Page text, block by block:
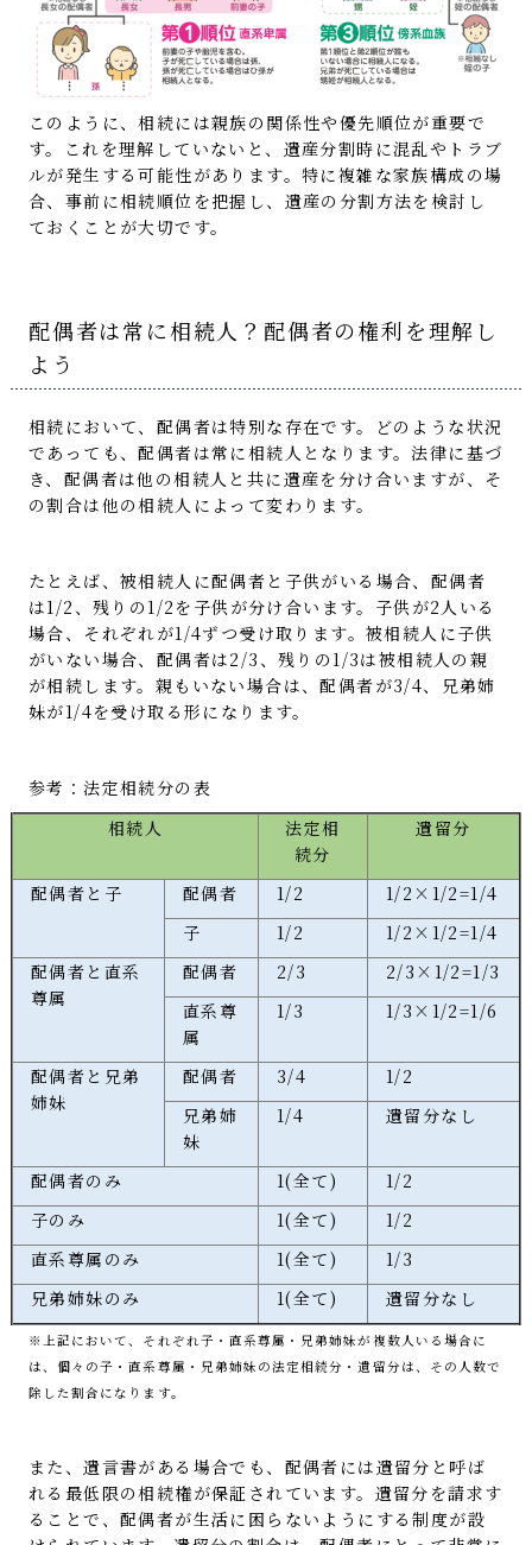
このように、相続には親族の関係性や優先順位が重要で
す。これを理解していないと、遺産分割時に混乱やトラブ
ルが発生する可能性があります。特に複雑な家族構成の場
合、事前に相続順位を把握し、遺産の分割方法を検討し
ておくことが大切です。
配偶者は常に相続人？配偶者の権利を理解し
よう
相続において、配偶者は特別な存在です。どのような状況
であっても、配偶者は常に相続人となります。法律に基づ
き、配偶者は他の相続人と共に遺産を分け合いますが、そ
の割合は他の相続人によって変わります。
たとえば、被相続人に配偶者と子供がいる場合、配偶者
は1/2、残りの1/2を子供が分け合います。子供が2人いる
場合、それぞれが1/4ずつ受け取ります。被相続人に子供
がいない場合、配偶者は2/3、残りの1/3は被相続人の親
が相続します。親もいない場合は、配偶者が3/4、兄弟姉
妹が1/4を受け取る形になります。
参考：法定相続分の表
相続人
法定相
続分
遺留分
配偶者と子 配偶者 1/2
1/2×1/2=1/4
子
1/2
1/2×1/2=1/4
配偶者と直系
尊属
配偶者 2/3
2/3×1/2=1/3
直系尊
属
1/3 1/3×1/2=1/6
配偶者と兄弟
姉妹
配偶者 3/4
1/2
兄弟姉
妹
1/4 遺留分なし
配偶者のみ 1(全て)
1/2
子のみ
1(全て)
1/2
直系尊属のみ
1(全て)
1/3
兄弟姉妹のみ
1(全て) 遺留分なし
※上記において、それぞれ子・直系尊属・兄弟姉妹が複数人いる場合に
は、個々の子・直系尊属・兄弟姉妹の法定相続分・遺留分は、その人数で
除した割合になります。
また、遺言書がある場合でも、配偶者には遺留分と呼ば
れる最低限の相続権が保証されています。遺留分を請求す
ることで、配偶者が生活に困らないようにする制度が設